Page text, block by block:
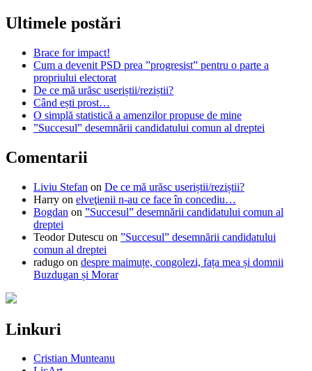
Ultimele postări
Brace for impact!
Cum a devenit PSD prea ”progresist” pentru o parte a
propriului electorat
De ce mă urăsc useriștii/reziștii?
Când ești prost…
O simplă statistică a amenzilor propuse de mine
”Succesul” desemnării candidatului comun al dreptei
Comentarii
Liviu Stefan on De ce mă urăsc useriștii/reziștii?
Harry on elveţienii n-au ce face în concediu…
Bogdan on ”Succesul” desemnării candidatului comun al
dreptei
Teodor Dutescu on ”Succesul” desemnării candidatului
comun al dreptei
radugo on despre maimuțe, congolezi, fața mea și domnii
Buzdugan și Morar
Linkuri
Cristian Munteanu